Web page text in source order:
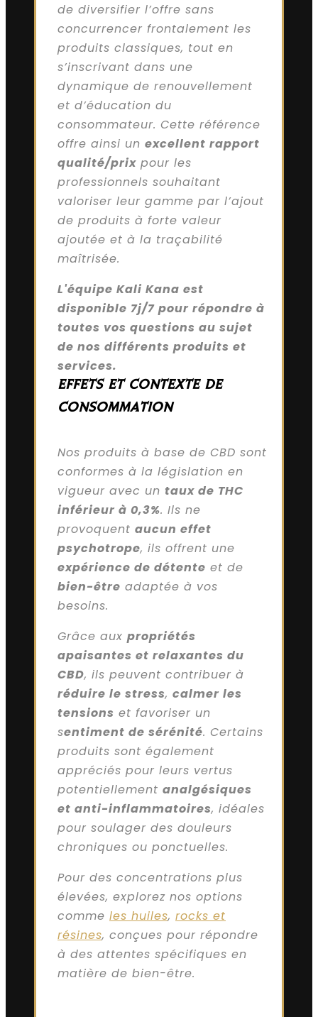
de diversifier l’offre sans
concurrencer frontalement les
produits classiques, tout en
s’inscrivant dans une
dynamique de renouvellement
et d’éducation du
consommateur. Cette référence
offre ainsi un excellent rapport
qualité/prix pour les
professionnels souhaitant
valoriser leur gamme par l’ajout
de produits à forte valeur
ajoutée et à la traçabilité
maîtrisée.
L'équipe Kali Kana est
disponible 7j/7 pour répondre à
toutes vos questions au sujet
de nos différents produits et
services.
EFFETS ET CONTEXTE DE
CONSOMMATION
Nos produits à base de CBD sont
conformes à la législation en
vigueur avec un taux de THC
inférieur à 0,3%. Ils ne
provoquent aucun effet
psychotrope, ils offrent une
expérience de détente et de
bien-être adaptée à vos
besoins.
Grâce aux propriétés
apaisantes et relaxantes du
CBD, ils peuvent contribuer à
réduire le stress, calmer les
tensions et favoriser un
sentiment de sérénité. Certains
produits sont également
appréciés pour leurs vertus
potentiellement analgésiques
et anti-inflammatoires, idéales
pour soulager des douleurs
chroniques ou ponctuelles.
Pour des concentrations plus
élevées, explorez nos options
comme les huiles, rocks et
résines, conçues pour répondre
à des attentes spécifiques en
matière de bien-être.